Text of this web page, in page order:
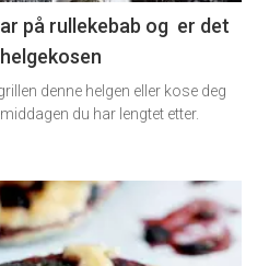
på rullekebab og er det
denne helgen eller kose deg
du har lengtet etter.